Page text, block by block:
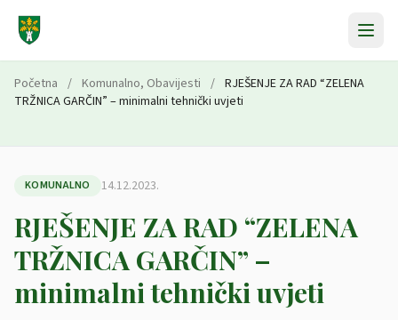
Početna / Komunalno, Obavijesti / RJEŠENJE ZA RAD “ZELENA
TRŽNICA GARČIN” – minimalni tehnički uvjeti
KOMUNALNO 14.12.2023.
RJEŠENJE ZA RAD “ZELENA
TRŽNICA GARČIN” –
minimalni tehnički uvjeti